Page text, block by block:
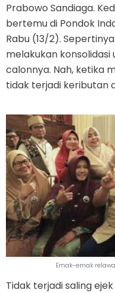
Prabowo Sandiaga.
bertemu di Pondok
Rabu (13/2).
melakukan
calonnya. Nah, ketika
tidak terjadi keributan
Emak-emak
Tidak terjadi saling